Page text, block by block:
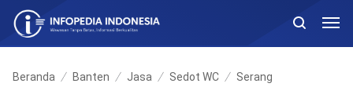
Beranda Banten Jasa Sedot WC Serang